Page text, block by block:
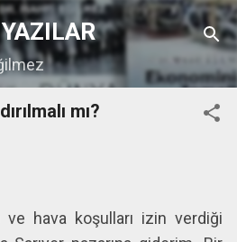
içeriğe atla
mı?
ve hava koşulları izin verdiği